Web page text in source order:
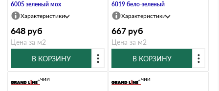
6005 зеленый мох
Характеристики
648 руб
Цена за м2
В КОРЗИНУ
6019 бело-зеленый
Характеристики
667 руб
Цена за м2
В КОРЗИНУ
В наличии В наличии